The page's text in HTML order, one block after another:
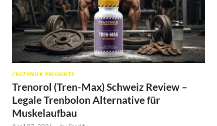
CRAZYBULK PRODUKTE
Trenorol (Tren-Max) Schweiz Review –
Legale Trenbolon Alternative für
Muskelaufbau